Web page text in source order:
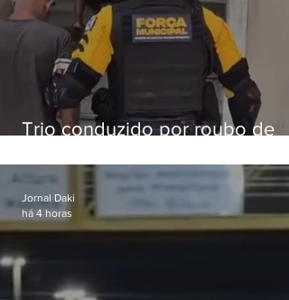
Trio conduzido por roubo de
passagens
Jornal Daki
há 4 horas